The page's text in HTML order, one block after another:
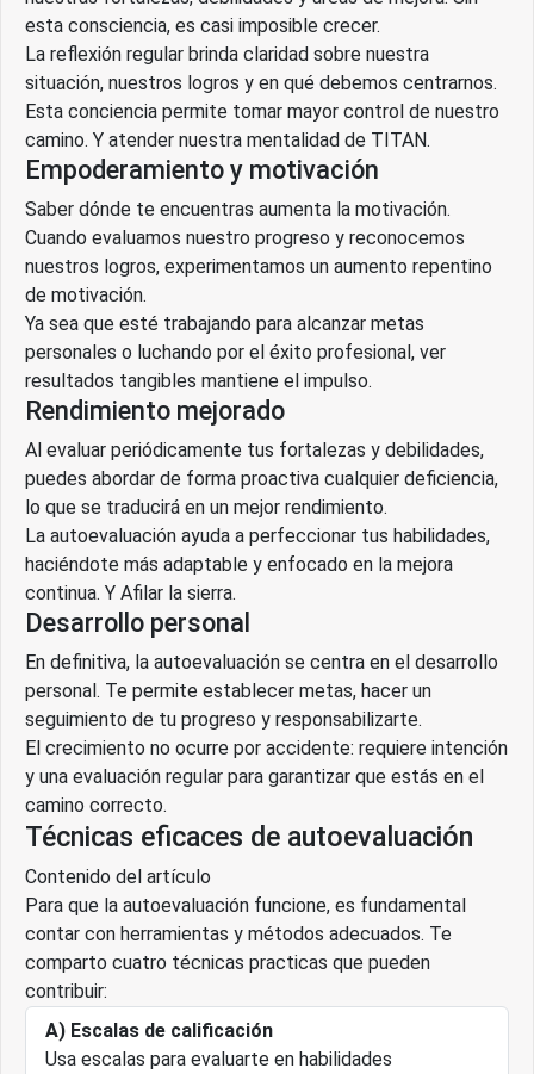
esta consciencia, es casi imposible crecer.
La reflexión regular brinda claridad sobre nuestra
situación, nuestros logros y en qué debemos centrarnos.
Esta conciencia permite tomar mayor control de nuestro
camino. Y atender nuestra mentalidad de TITAN.
Empoderamiento y motivación
Saber dónde te encuentras aumenta la motivación.
Cuando evaluamos nuestro progreso y reconocemos
nuestros logros, experimentamos un aumento repentino
de motivación.
Ya sea que esté trabajando para alcanzar metas
personales o luchando por el éxito profesional, ver
resultados tangibles mantiene el impulso.
Rendimiento mejorado
Al evaluar periódicamente tus fortalezas y debilidades,
puedes abordar de forma proactiva cualquier deficiencia,
lo que se traducirá en un mejor rendimiento.
La autoevaluación ayuda a perfeccionar tus habilidades,
haciéndote más adaptable y enfocado en la mejora
continua. Y Afilar la sierra.
Desarrollo personal
En definitiva, la autoevaluación se centra en el desarrollo
personal. Te permite establecer metas, hacer un
seguimiento de tu progreso y responsabilizarte.
El crecimiento no ocurre por accidente: requiere intención
y una evaluación regular para garantizar que estás en el
camino correcto.
Técnicas eficaces de autoevaluación
Contenido del artículo
Para que la autoevaluación funcione, es fundamental
contar con herramientas y métodos adecuados. Te
comparto cuatro técnicas practicas que pueden
contribuir:
A) Escalas de calificación
Usa escalas para evaluarte en habilidades